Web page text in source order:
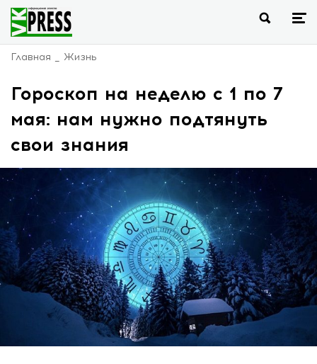
Главная Жизнь
Гороскоп на неделю с 1 по 7
мая: нам нужно подтянуть
свои знания